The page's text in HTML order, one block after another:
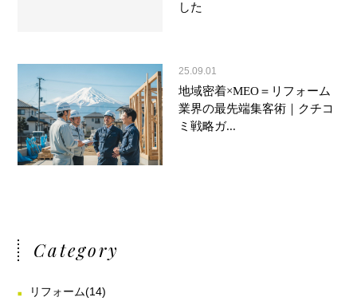
した
25.09.01
地域密着×MEO＝リフォーム
業界の最先端集客術｜クチコ
ミ戦略ガ...
Category
リフォーム(14)